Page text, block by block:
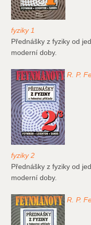
fyziky 1
Přednášky z fyziky od
moderní doby.
R. P.
fyziky 2
Přednášky z fyziky od
moderní doby.
R. P.